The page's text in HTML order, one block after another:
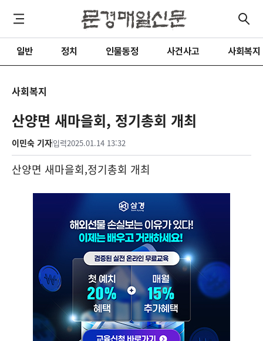
일반 정치 인물동정 사건사고 사회복지
사회복지
산양면 새마을회, 정기총회 개최
이민숙 기자입력2025.01.14 13:32
산양면 새마을회,정기총회 개최